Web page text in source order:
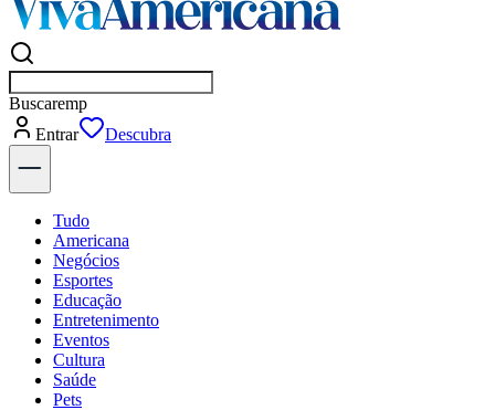
Buscarempresas em Americana
Entrar
Flash
Tudo
Americana
Negócios
Esportes
Educação
Entretenimento
Eventos
Cultura
Saúde
Pets